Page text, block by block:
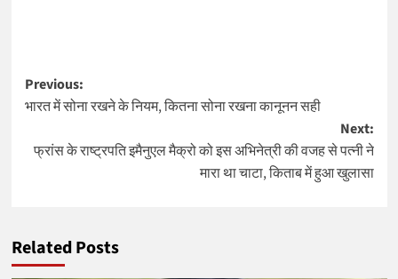
Post
navigation
Previous:
भारत में सोना रखने के नियम, कितना सोना रखना कानूनन सही
Next:
फ्रांस के राष्ट्रपति इमैनुएल मैक्रो को इस अभिनेत्री की वजह से पत्नी ने
मारा था चाटा, किताब में हुआ खुलासा
Related Posts